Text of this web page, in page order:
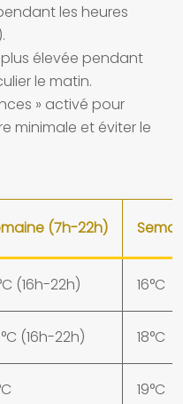
les heures
élevée pendant
le matin.
» activé pour
minimale et éviter le
(7h-22h)
(16h-22h) 16°C
(16h-22h) 18°C
19°C